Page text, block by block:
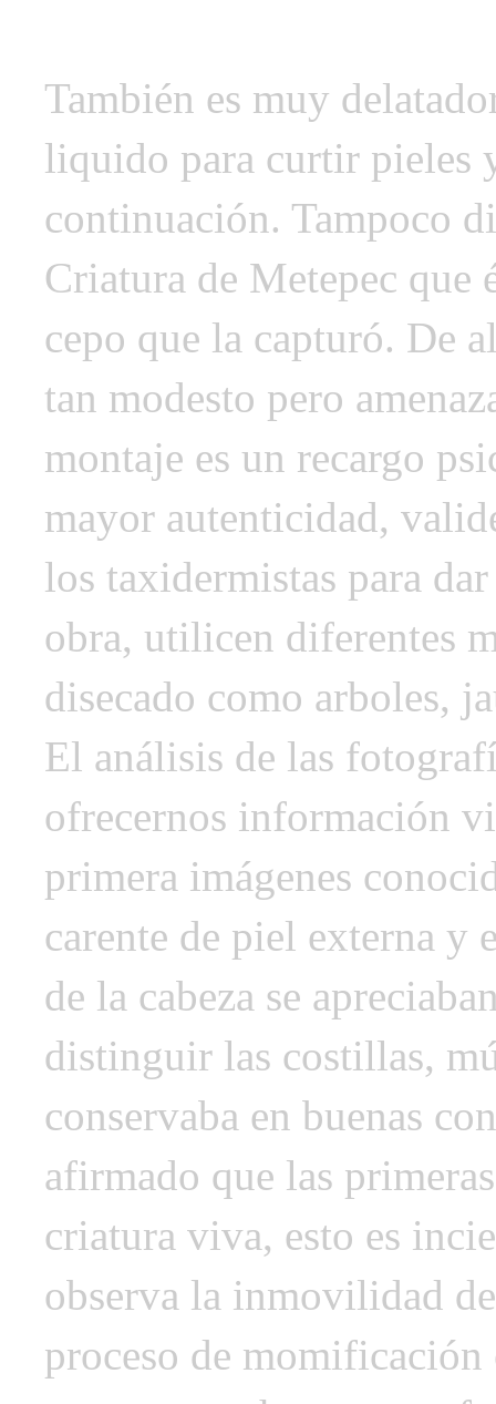
También es muy
liquido para curtir pieles
continuación. Tampoco
Criatura de Metepec que
cepo que la capturó. De
tan modesto pero
montaje es un recargo
mayor autenticidad,
los taxidermistas para
obra, utilicen diferentes
disecado como arboles,
El análisis de las
ofrecernos información
primera imágenes
carente de piel externa y
de la cabeza se
distinguir las costillas,
conservaba en buenas
afirmado que las
criatura viva, esto es
observa la inmovilidad
proceso de momificación